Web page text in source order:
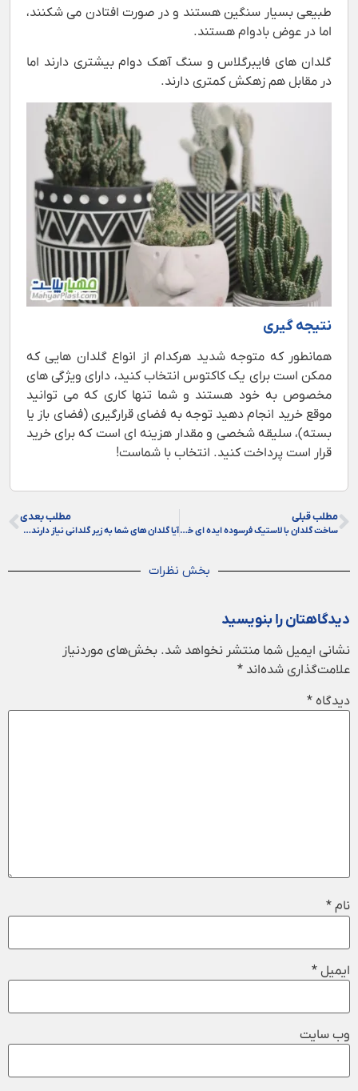
طبیعی بسیار سنگین هستند و در صورت افتادن می شکنند،
اما در عوض بادوام هستند.
گلدان های فایبرگلاس و سنگ آهک دوام بیشتری دارند اما
در مقابل هم زهکش کمتری دارند.
نتیجه گیری
همانطور که متوجه شدید هرکدام از انواع گلدان هایی که
ممکن است برای یک کاکتوس انتخاب کنید، دارای ویژگی های
مخصوص به خود هستند و شما تنها کاری که می توانید
موقع خرید انجام دهید توجه به فضای قرارگیری (فضای باز یا
بسته)، سلیقه شخصی و مقدار هزینه ای است که برای خرید
قرار است پرداخت کنید. انتخاب با شماست!
مطلب قبلی
ساخت گلدان با لاستیک فرسوده ایده ای خلاقانه و مقرون به صرفه
مطلب بعدی
آیا گلدان های شما به زیر گلدانی نیاز دارند؟ + مزایا و معایب
بخش نظرات
دیدگاهتان را بنویسید
نشانی ایمیل شما منتشر نخواهد شد. بخش‌های موردنیاز
علامت‌گذاری شده‌اند *
دیدگاه *
نام *
ایمیل *
وب‌ سایت